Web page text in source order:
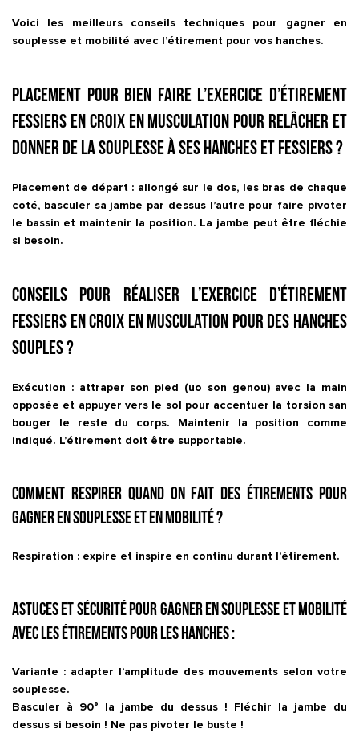
Voici les meilleurs conseils techniques pour gagner en
souplesse et mobilité avec l’étirement pour vos hanches.
Placement pour bien faire l’exercice d’étirement
Fessiers en croix en musculation pour relâcher et
donner de la souplesse à ses hanches et fessiers ?
Placement de départ : allongé sur le dos, les bras de chaque
coté, basculer sa jambe par dessus l’autre pour faire pivoter
le bassin et maintenir la position. La jambe peut être fléchie
si besoin.
Conseils pour réaliser l’exercice d’étirement
Fessiers en croix en musculation pour des hanches
souples ?
Exécution : attraper son pied (uo son genou) avec la main
opposée et appuyer vers le sol pour accentuer la torsion san
bouger le reste du corps. Maintenir la position comme
indiqué. L’étirement doit être supportable.
Comment respirer quand on fait des étirements pour
gagner en souplesse et en mobilité ?
Respiration : expire et inspire en continu durant l’étirement.
Astuces et sécurité pour gagner en souplesse et mobilité
avec les étirements pour les hanches :
Variante : adapter l’amplitude des mouvements selon votre
souplesse.
Basculer à 90° la jambe du dessus ! Fléchir la jambe du
dessus si besoin ! Ne pas pivoter le buste !